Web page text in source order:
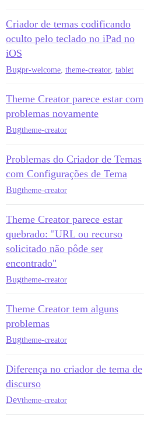
Criador de temas codificando
oculto pelo teclado no iPad no
iOS
Bugpr-welcome theme-creator tablet
Theme Creator parece estar com
problemas novamente
Bugtheme-creator
Problemas do Criador de Temas
com Configurações de Tema
Bugtheme-creator
Theme Creator parece estar
quebrado: "URL ou recurso
solicitado não pôde ser
encontrado"
Bugtheme-creator
Theme Creator tem alguns
problemas
Bugtheme-creator
Diferença no criador de tema de
discurso
Devtheme-creator